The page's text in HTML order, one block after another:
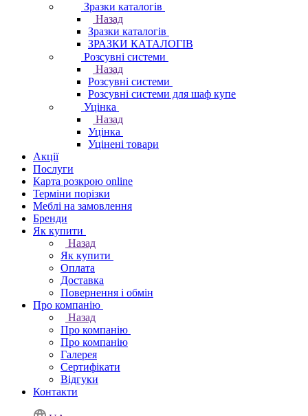
Зразки каталогів
Назад
Зразки каталогів
ЗРАЗКИ КАТАЛОГІВ
Розсувні системи
Назад
Розсувні системи
Розсувні системи для шаф купе
Уцінка
Назад
Уцінка
Уцінені товари
Акції
Послуги
Карта розкрою online
Терміни порізки
Меблі на замовлення
Бренди
Як купити
Назад
Як купити
Оплата
Доставка
Повернення і обмін
Про компанію
Назад
Про компанію
Про компанію
Галерея
Сертифікати
Відгуки
Контакти